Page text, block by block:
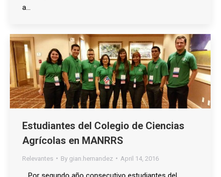
a…
Estudiantes del Colegio de Ciencias
Agrícolas en MANRRS
Relevantes By gian.hernandez April 14, 2016